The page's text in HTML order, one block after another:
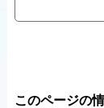
このページの